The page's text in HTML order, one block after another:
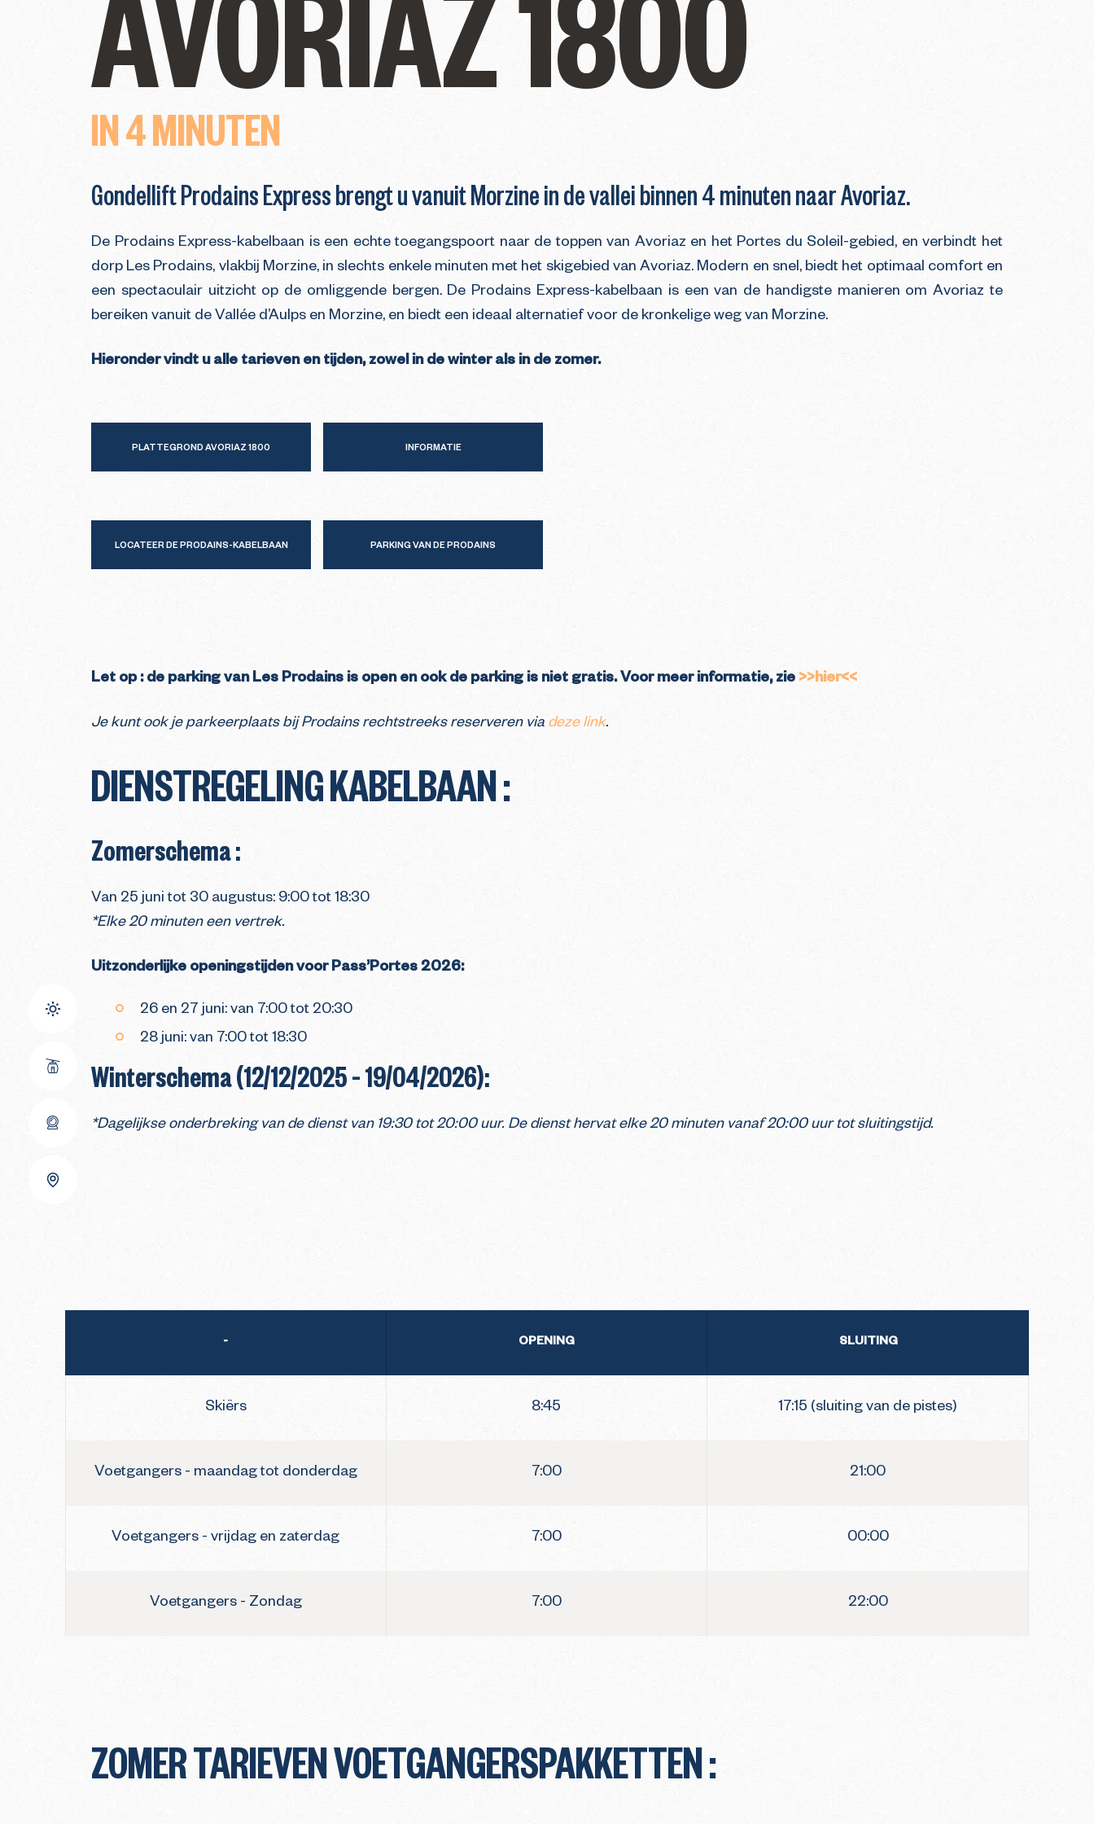
IN 4 MINUTEN
Gondellift Prodains Express brengt u vanuit Morzine in de vallei binnen 4 minuten naar Avoriaz.
De Prodains Express-kabelbaan is een echte toegangspoort naar de toppen van Avoriaz en het Portes du Soleil-gebied, en verbindt het
dorp Les Prodains, vlakbij Morzine, in slechts enkele minuten met het skigebied van Avoriaz. Modern en snel, biedt het optimaal comfort en
een spectaculair uitzicht op de omliggende bergen. De Prodains Express-kabelbaan is een van de handigste manieren om Avoriaz te
bereiken vanuit de Vallée d’Aulps en Morzine, en biedt een ideaal alternatief voor de kronkelige weg van Morzine.
Hieronder vindt u alle tarieven en tijden, zowel in de winter als in de zomer.
PLATTEGROND AVORIAZ 1800 INFORMATIE
LOCATEER DE PRODAINS-KABELBAAN PARKING VAN DE PRODAINS
Let op : de parking van Les Prodains is open en ook de parking is niet gratis. Voor meer informatie, zie >>hier<<
Je kunt ook je parkeerplaats bij Prodains rechtstreeks reserveren via deze link.
DIENSTREGELING KABELBAAN :
Zomerschema :
Van 25 juni tot 30 augustus: 9:00 tot 18:30
*Elke 20 minuten een vertrek.
Uitzonderlijke openingstijden voor Pass’Portes 2026:
26 en 27 juni: van 7:00 tot 20:30
28 juni: van 7:00 tot 18:30
Winterschema (12/12/2025 – 19/04/2026):
*Dagelijkse onderbreking van de dienst van 19:30 tot 20:00 uur. De dienst hervat elke 20 minuten vanaf 20:00 uur tot sluitingstijd.
- OPENING SLUITING
Skiërs 8:45 17:15 (sluiting van de pistes)
Voetgangers - maandag tot donderdag 7:00 21:00
Voetgangers - vrijdag en zaterdag 7:00 00:00
Voetgangers - Zondag 7:00 22:00
ZOMER TARIEVEN VOETGANGERSPAKKETTEN :